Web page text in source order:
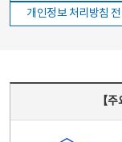
개인정보 처리방침
【